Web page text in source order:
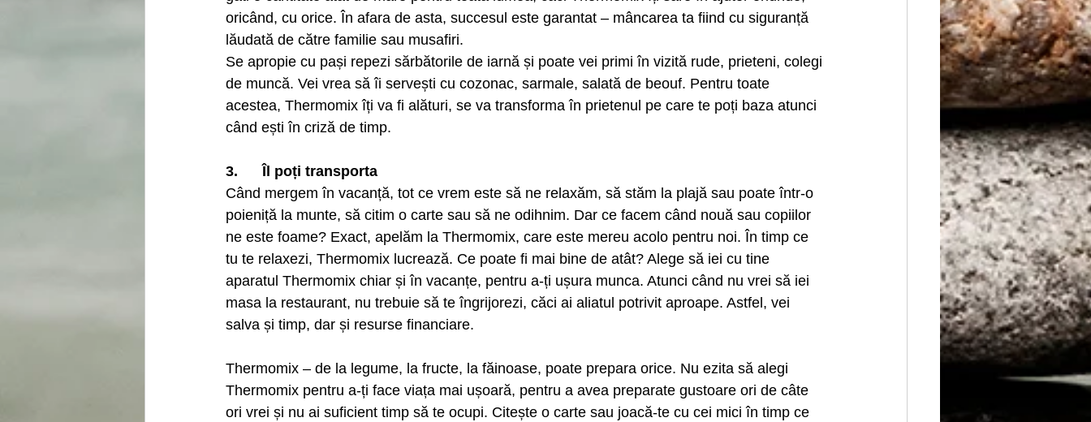
oricând, cu orice. În afara de asta, succesul este garantat – mâncarea ta fiind cu siguranță
lăudată de către familie sau musafiri.
Se apropie cu pași repezi sărbătorile de iarnă și poate vei primi în vizită rude, prieteni, colegi
de muncă. Vei vrea să îi servești cu cozonac, sarmale, salată de beouf. Pentru toate
acestea, Thermomix îți va fi alături, se va transforma în prietenul pe care te poți baza atunci
când ești în criză de timp.
3.      Îl poți transporta
Când mergem în vacanță, tot ce vrem este să ne relaxăm, să stăm la plajă sau poate într-o
poieniță la munte, să citim o carte sau să ne odihnim. Dar ce facem când nouă sau copiilor
ne este foame? Exact, apelăm la Thermomix, care este mereu acolo pentru noi. În timp ce
tu te relaxezi, Thermomix lucrează. Ce poate fi mai bine de atât? Alege să iei cu tine
aparatul Thermomix chiar și în vacanțe, pentru a-ți ușura munca. Atunci când nu vrei să iei
masa la restaurant, nu trebuie să te îngrijorezi, căci ai aliatul potrivit aproape. Astfel, vei
salva și timp, dar și resurse financiare.
Thermomix – de la legume, la fructe, la făinoase, poate prepara orice. Nu ezita să alegi
Thermomix pentru a-ți face viața mai ușoară, pentru a avea preparate gustoare ori de câte
ori vrei și nu ai suficient timp să te ocupi. Citește o carte sau joacă-te cu cei mici în timp ce